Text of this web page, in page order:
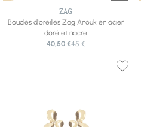
ZAG
Boucles d'oreilles Zag Anouk en acier
doré et nacre
40,50 €45 €